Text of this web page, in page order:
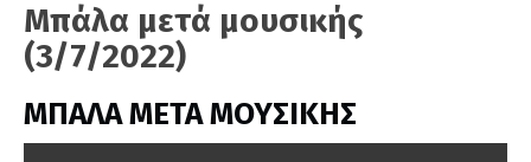
Μπάλα μετά μουσικής
(3/7/2022)
ΜΠΑΛΑ ΜΕΤΑ ΜΟΥΣΙΚΗΣ